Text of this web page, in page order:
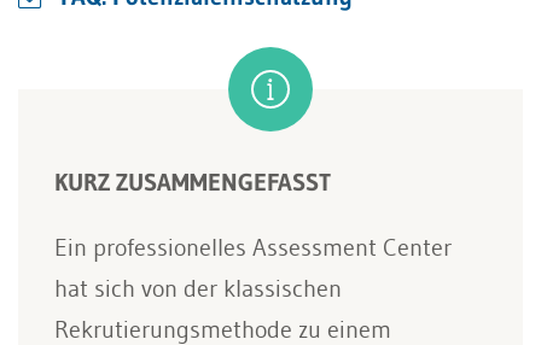
KURZ ZUSAMMENGEFASST
Ein professionelles Assessment Center
hat sich von der klassischen
Rekrutierungsmethode zu einem